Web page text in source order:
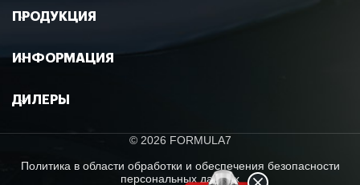
ПРОДУКЦИЯ
ИНФОРМАЦИЯ
ДИЛЕРЫ
© 2026 FORMULA7
Политика в области обработки и обеспечения безопасности
персональных данных